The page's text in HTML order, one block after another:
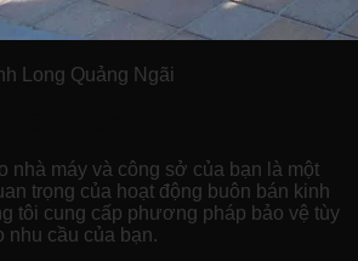
Long Quảng Ngãi
nhà máy và công sở của bạn là một
trọng của hoạt động buôn bán kinh
tôi cung cấp phương pháp bảo vệ tùy
nhu cầu của bạn.